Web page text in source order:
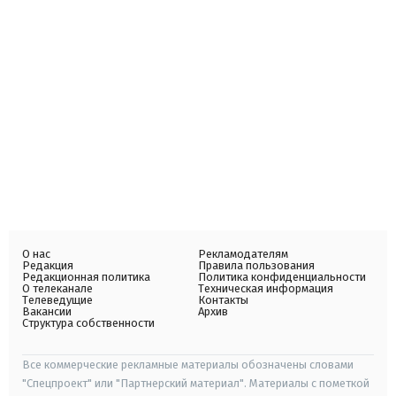
О нас
Редакция
Редакционная политика
О телеканале
Телеведущие
Вакансии
Структура собственности
Рекламодателям
Правила пользования
Политика конфиденциальности
Техническая информация
Контакты
Архив
Все коммерческие рекламные материалы обозначены словами
"Спецпроект" или "Партнерский материал". Материалы с пометкой